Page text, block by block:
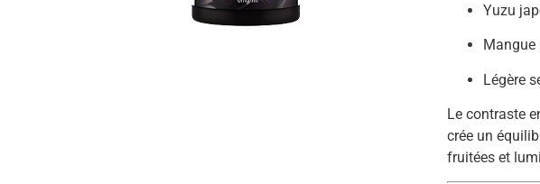
Yuzu
Légère
Le contraste
crée un
fruitées et